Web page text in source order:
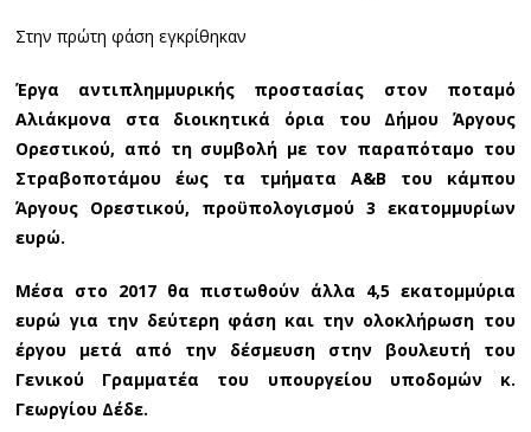
Στην πρώτη φάση εγκρίθηκαν
Έργα αντιπλημμυρικής προστασίας στον ποταμό
Αλιάκμονα στα διοικητικά όρια του Δήμου Άργους
Ορεστικού, από τη συμβολή με τον παραπόταμο του
Στραβοποτάμου έως τα τμήματα Α&Β του κάμπου
Άργους Ορεστικού, προϋπολογισμού 3 εκατομμυρίων
ευρώ.
Μέσα στο 2017 θα πιστωθούν άλλα 4,5 εκατομμύρια
ευρώ για την δεύτερη φάση και την ολοκλήρωση του
έργου μετά από την δέσμευση στην βουλευτή του
Γενικού Γραμματέα του υπουργείου υποδομών κ.
Γεωργίου Δέδε.